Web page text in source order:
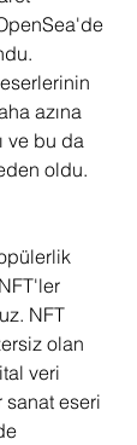
azına
ve bu da
oldu.
NFT
olan
veri
sanat eseri